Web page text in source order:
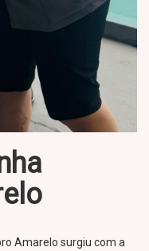
Amarelo surgiu com a